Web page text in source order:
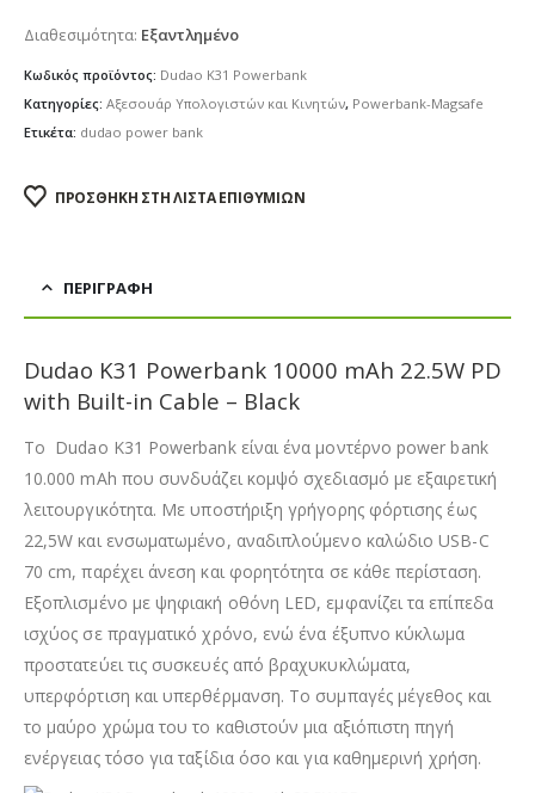
Διαθεσιμότητα: Εξαντλημένο
Κωδικός προϊόντος: Dudao K31 Powerbank
Κατηγορίες: Αξεσουάρ Υπολογιστών και Κινητών, Powerbank-Magsafe
Ετικέτα: dudao power bank
ΠΡΟΣΘΉΚΗ ΣΤΗ ΛΊΣΤΑ ΕΠΙΘΥΜΙΏΝ
ΠΕΡΙΓΡΑΦΉ
Dudao K31 Powerbank 10000 mAh 22.5W PD
with Built-in Cable – Black
Το Dudao K31 Powerbank είναι ένα μοντέρνο power bank
10.000 mAh που συνδυάζει κομψό σχεδιασμό με εξαιρετική
λειτουργικότητα. Με υποστήριξη γρήγορης φόρτισης έως
22,5W και ενσωματωμένο, αναδιπλούμενο καλώδιο USB-C
70 cm, παρέχει άνεση και φορητότητα σε κάθε περίσταση.
Εξοπλισμένο με ψηφιακή οθόνη LED, εμφανίζει τα επίπεδα
ισχύος σε πραγματικό χρόνο, ενώ ένα έξυπνο κύκλωμα
προστατεύει τις συσκευές από βραχυκυκλώματα,
υπερφόρτιση και υπερθέρμανση. Το συμπαγές μέγεθος και
το μαύρο χρώμα του το καθιστούν μια αξιόπιστη πηγή
ενέργειας τόσο για ταξίδια όσο και για καθημερινή χρήση.